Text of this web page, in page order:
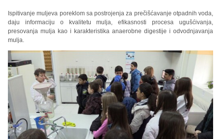
Ispitivanje muljeva poreklom sa postrojenja za prečišćavanje otpadnih voda,
daju informaciju o kvalitetu mulja, efikasnosti procesa ugušćivanja,
presovanja mulja kao i karakteristika anaerobne digestije i odvodnjavanja
mulja.